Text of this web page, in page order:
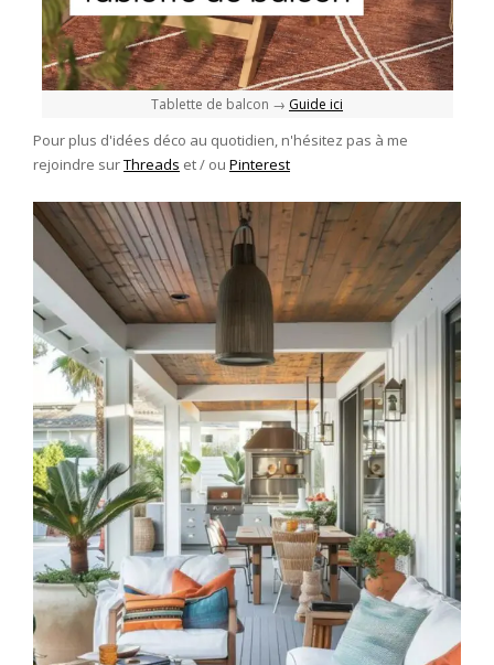
Tablette de balcon → Guide ici
Pour plus d'idées déco au quotidien, n'hésitez pas à me
rejoindre surThreads et / ou Pinterest